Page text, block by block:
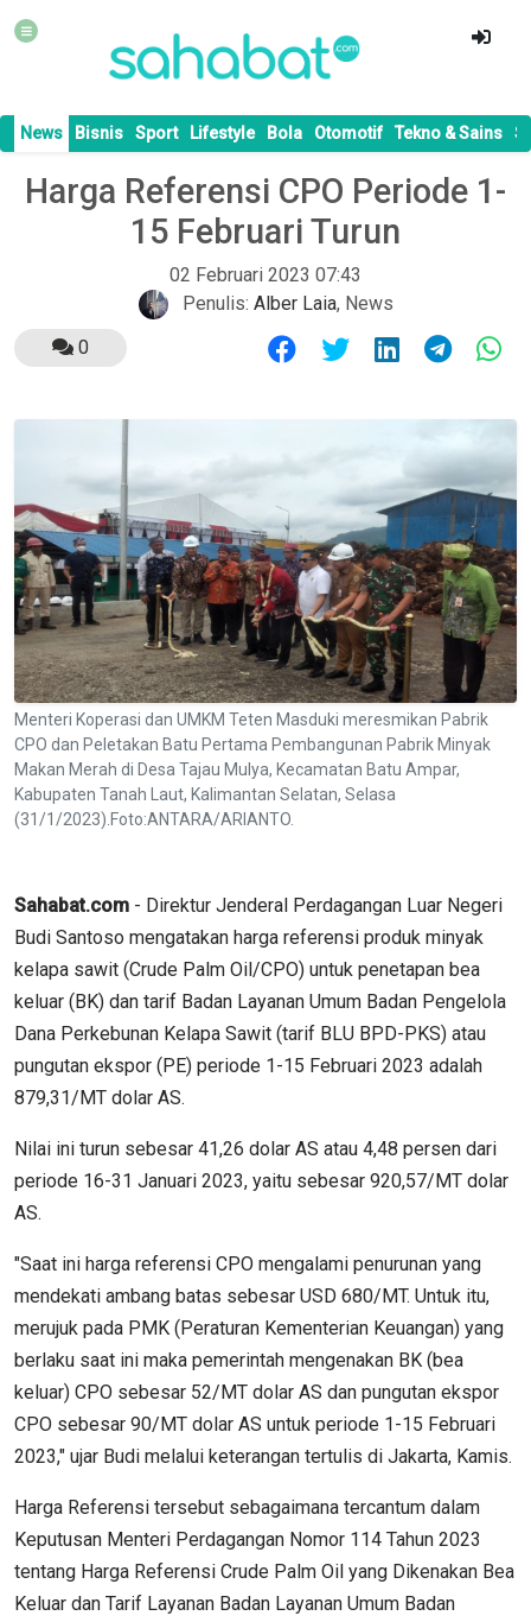
News Bisnis Sport Lifestyle Bola Otomotif Tekno & Sains
Harga Referensi CPO Periode 1-
15 Februari Turun
02 Februari 2023 07:43
Penulis: Alber Laia, News
0
Menteri Koperasi dan UMKM Teten Masduki meresmikan Pabrik
CPO dan Peletakan Batu Pertama Pembangunan Pabrik Minyak
Makan Merah di Desa Tajau Mulya, Kecamatan Batu Ampar,
Kabupaten Tanah Laut, Kalimantan Selatan, Selasa
(31/1/2023).Foto:ANTARA/ARIANTO.
Sahabat.com - Direktur Jenderal Perdagangan Luar Negeri
Budi Santoso mengatakan harga referensi produk minyak
kelapa sawit (Crude Palm Oil/CPO) untuk penetapan bea
keluar (BK) dan tarif Badan Layanan Umum Badan Pengelola
Dana Perkebunan Kelapa Sawit (tarif BLU BPD-PKS) atau
pungutan ekspor (PE) periode 1-15 Februari 2023 adalah
879,31/MT dolar AS.
Nilai ini turun sebesar 41,26 dolar AS atau 4,48 persen dari
periode 16-31 Januari 2023, yaitu sebesar 920,57/MT dolar
AS.
"Saat ini harga referensi CPO mengalami penurunan yang
mendekati ambang batas sebesar USD 680/MT. Untuk itu,
merujuk pada PMK (Peraturan Kementerian Keuangan) yang
berlaku saat ini maka pemerintah mengenakan BK (bea
keluar) CPO sebesar 52/MT dolar AS dan pungutan ekspor
CPO sebesar 90/MT dolar AS untuk periode 1-15 Februari
2023," ujar Budi melalui keterangan tertulis di Jakarta, Kamis.
Harga Referensi tersebut sebagaimana tercantum dalam
Keputusan Menteri Perdagangan Nomor 114 Tahun 2023
tentang Harga Referensi Crude Palm Oil yang Dikenakan Bea
Keluar dan Tarif Layanan Badan Layanan Umum Badan